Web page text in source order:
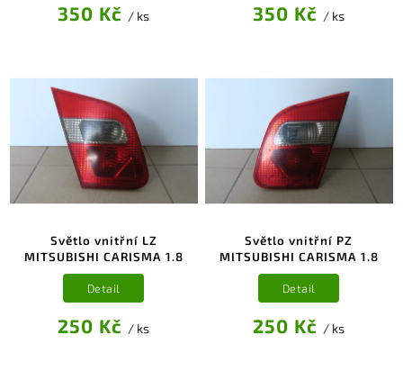
350 Kč / ks 350 Kč / ks
Světlo vnitřní LZ
MITSUBISHI CARISMA 1.8
250 Kč / ks
Detail
Světlo vnitřní PZ
MITSUBISHI CARISMA 1.8
250 Kč / ks
Detail